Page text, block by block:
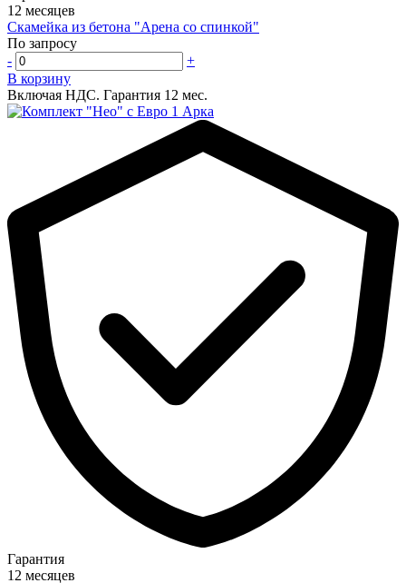
12 месяцев
Скамейка из бетона "Арена со спинкой"
По запросу
-
+
В корзину
Включая НДС. Гарантия 12 мес.
Гарантия
12 месяцев